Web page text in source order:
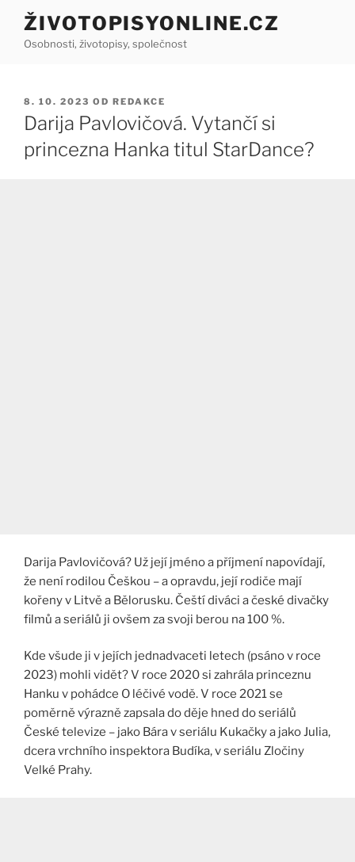
Přejít
obsahu
ŽIVOTOPISYONLINE.CZ
Osobnosti, životopisy, společnost
PUBLIKOVÁNO
8. 10. 2023 OD REDAKCE
Darija Pavlovičová. Vytančí si
princezna Hanka titul StarDance?
Darija Pavlovičová? Už její jméno a příjmení napovídají,
že není rodilou Češkou – a opravdu, její rodiče mají
kořeny v Litvě a Bělorusku. Čeští diváci a české divačky
filmů a seriálů ji ovšem za svoji berou na 100 %.
Kde všude ji v jejích jednadvaceti letech (psáno v roce
2023) mohli vidět? V roce 2020 si zahrála princeznu
Hanku v pohádce O léčivé vodě. V roce 2021 se
poměrně výrazně zapsala do děje hned do seriálů
České televize – jako Bára v seriálu Kukačky a jako Julia,
dcera vrchního inspektora Budíka, v seriálu Zločiny
Velké Prahy.